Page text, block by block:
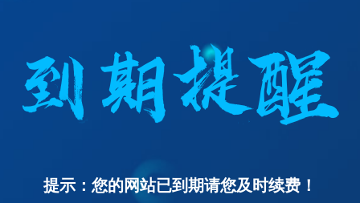
提示：您的网站已到期请您及时续费！